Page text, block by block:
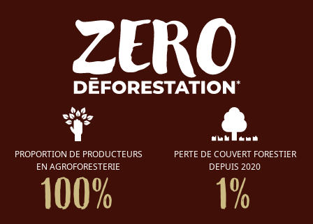
PROPORTION DE PRODUCTEURS
EN AGROFORESTERIE
100%
PERTE DE COUVERT FORESTIER
DEPUIS 2020
1%